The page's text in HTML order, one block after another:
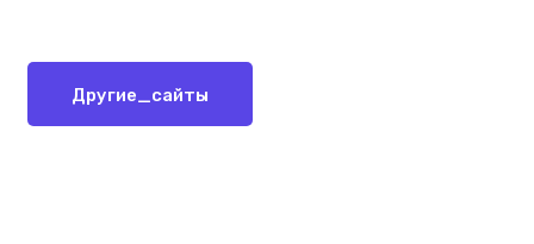
Другие_сайты